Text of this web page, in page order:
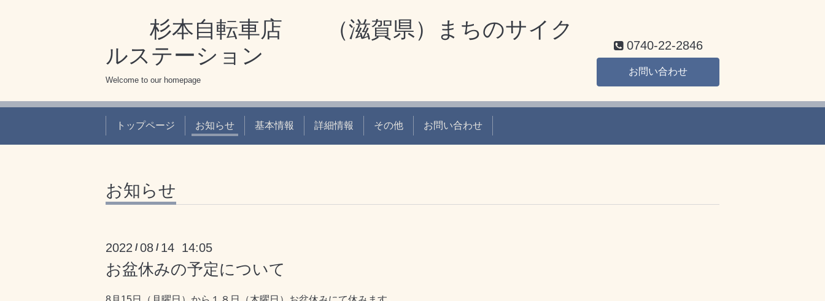
杉本自転車店 （滋賀県）まちのサイク
ルステーション
Welcome to our homepage
0740-22-2846
お問い合わせ
トップページ お知らせ 基本情報 詳細情報 その他 お問い合わせ
お知らせ
2022 /08 / 14 14:05
お盆休みの予定について